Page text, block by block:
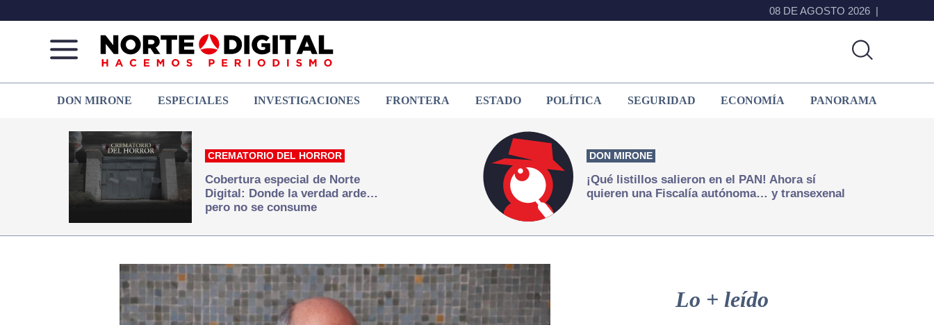
08 DE AGOSTO 2026
de
Juárez
que
hacemos periodismo
DON MIRONE ESPECIALES INVESTIGACIONES FRONTERA ESTADO POLÍTICA SEGURIDAD ECONOMÍA PANORAMA
CREMATORIO DEL HORROR
Cobertura especial de Norte
Digital: Donde la verdad arde…
pero no se consume
DON MIRONE
¡Qué listillos salieron en el PAN! Ahora sí
quieren una Fiscalía autónoma… y transexenal
Sidebar
Lo + leído